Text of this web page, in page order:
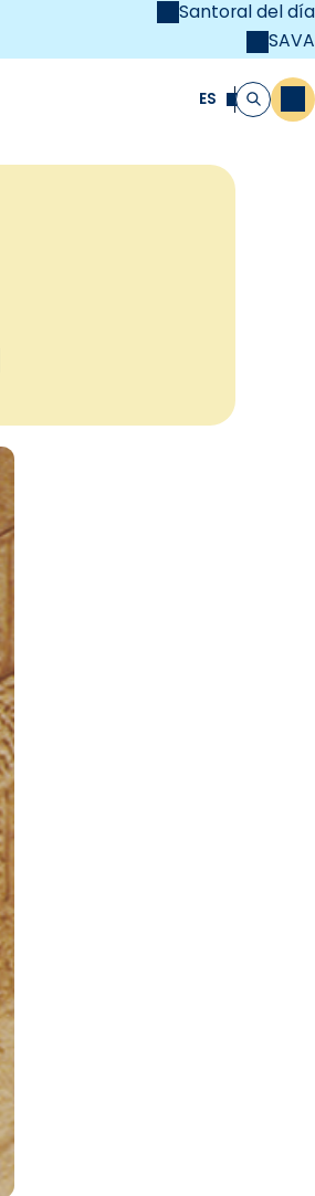
Santoral del día
SAVA
ES Buscar